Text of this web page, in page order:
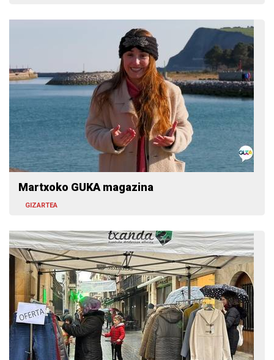
Martxoko GUKA magazina
GIZARTEA